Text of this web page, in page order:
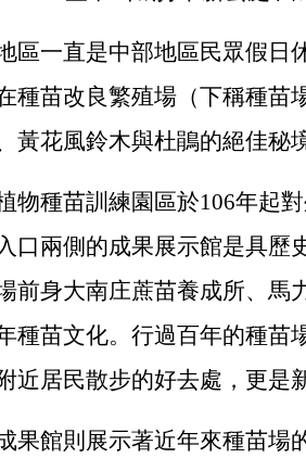
一直是中部地區民眾假日
種苗改良繁殖場（下稱種
黃花風鈴木與杜鵑的絕佳秘
種苗訓練園區於106年起對
口兩側的成果展示館是具歷
前身大南庄蔗苗養成所、
種苗文化。行過百年的種苗
近居民散步的好去處，更是
館則展示著近年來種苗場